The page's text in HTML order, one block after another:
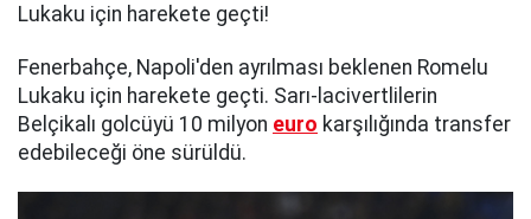
Lukaku için harekete geçti!
Fenerbahçe, Napoli'den ayrılması beklenen Romelu
Lukaku için harekete geçti. Sarı-lacivertlilerin
Belçikalı golcüyü 10 milyon euro karşılığında transfer
edebileceği öne sürüldü.